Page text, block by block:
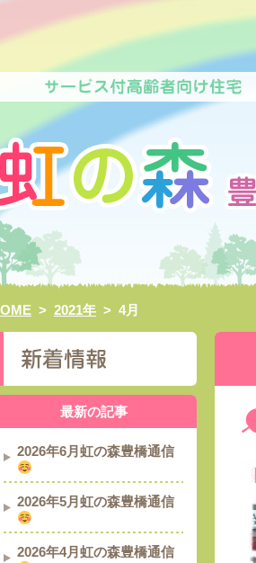
> 2021年 > 4月
最新の記事
2026年6月虹の森豊橋通信
2026年5月虹の森豊橋通信
2026年4月虹の森豊橋通信